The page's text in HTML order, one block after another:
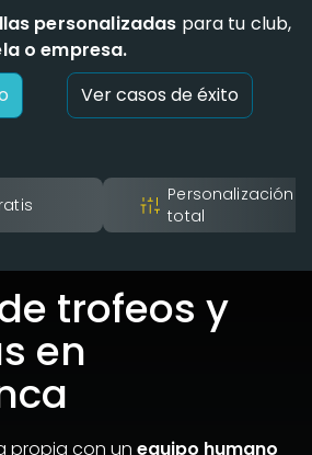
personalizadas para tu club,
o empresa.
Ver casos de éxito
Personalización
total
trofeos y
en
propia con un equipo humano